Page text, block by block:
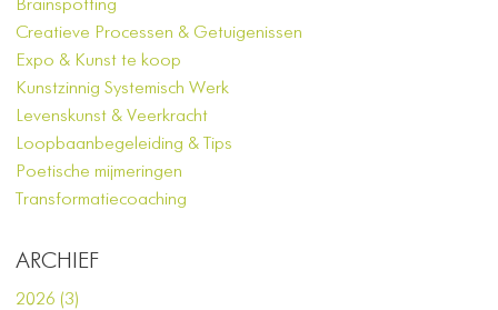
Brainspotting
Creatieve Processen & Getuigenissen
Expo & Kunst te koop
Kunstzinnig Systemisch Werk
Levenskunst & Veerkracht
Loopbaanbegeleiding & Tips
Poetische mijmeringen
Transformatiecoaching
ARCHIEF
2026 (3)